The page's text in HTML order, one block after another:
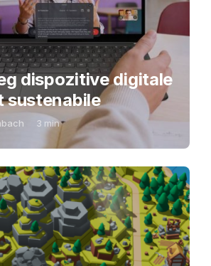
dispozitive digitale
sustenabile
3 min